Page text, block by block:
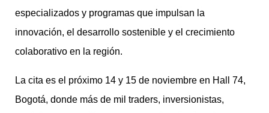
especializados y programas que impulsan la
innovación, el desarrollo sostenible y el crecimiento
colaborativo en la región.
La cita es el próximo 14 y 15 de noviembre en Hall 74,
Bogotá, donde más de mil traders, inversionistas,